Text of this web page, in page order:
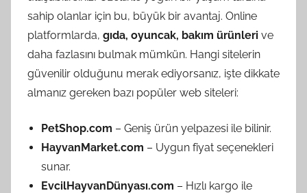
sahip olanlar için bu, büyük bir avantaj. Online
platformlarda, gıda, oyuncak, bakım ürünleri ve
daha fazlasını bulmak mümkün. Hangi sitelerin
güvenilir olduğunu merak ediyorsanız, işte dikkate
almanız gereken bazı popüler web siteleri:
PetShop.com – Geniş ürün yelpazesi ile bilinir.
HayvanMarket.com – Uygun fiyat seçenekleri
sunar.
EvcilHayvanDünyası.com – Hızlı kargo ile